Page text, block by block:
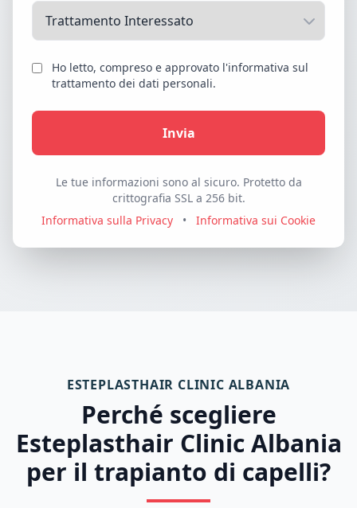
Ho letto, compreso e approvato l'informativa sul
trattamento dei dati personali.
Invia
Le tue informazioni sono al sicuro. Protetto da
crittografia SSL a 256 bit.
Informativa sulla Privacy
• Informativa sui Cookie
ESTEPLASTHAIR CLINIC ALBANIA
Perché scegliere
Esteplasthair Clinic Albania
per il trapianto di capelli?